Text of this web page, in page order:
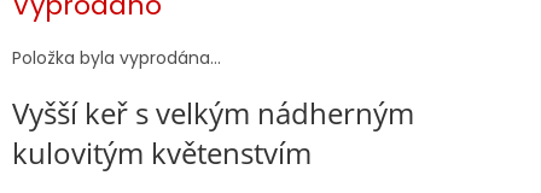
cena:
Položka byla vyprodána…
Vyšší keř s velkým nádherným
kulovitým květenstvím